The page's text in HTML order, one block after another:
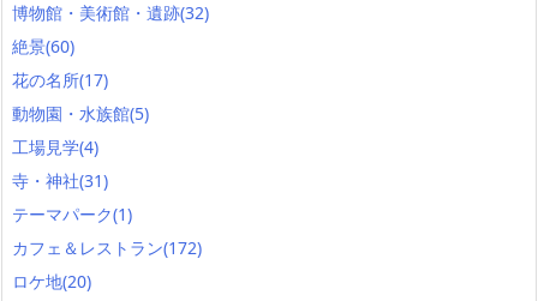
博物館・美術館・遺跡(32)
絶景(60)
花の名所(17)
動物園・水族館(5)
工場見学(4)
寺・神社(31)
テーマパーク(1)
カフェ＆レストラン(172)
ロケ地(20)